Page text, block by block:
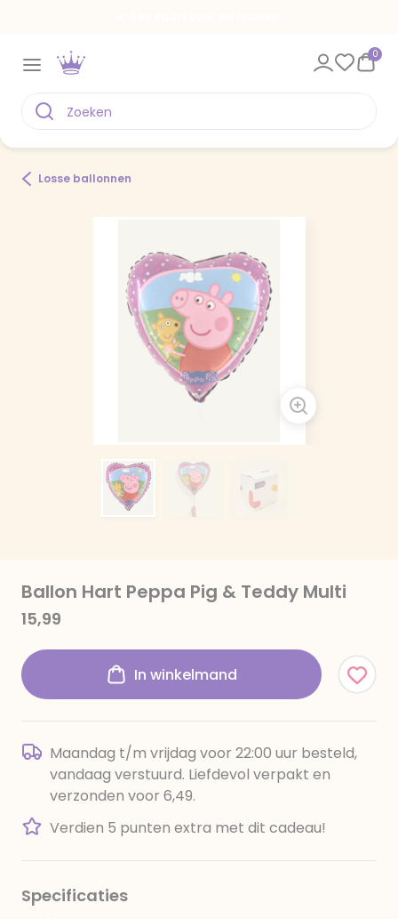
0
Losse ballonnen
Ballon Hart Peppa Pig & Teddy Multi
15,99
In winkelmand
Maandag t/m vrijdag voor 22:00 uur besteld,
vandaag verstuurd. Liefdevol verpakt en
verzonden voor 6,49.
Verdien 5 punten extra met dit cadeau!
Specificaties